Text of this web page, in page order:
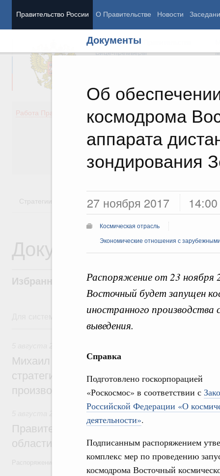
Правительство России О Правительстве Новости
Документы
Об
космодрома
аппарата
зондирования
27 ноября 2017 14:00
Космическая отрасль
Экономические отношения с
Распоряжение от 23
Восточный будет запущен
иностранного производства
выведения.
Справка
Подготовлено госкорпорацией
«Роскосмос» в соответствии с
Российской Федерации «О
деятельности».
Подписанным распоряжением
комплекс мер по проведению
космодрома Восточный
Председатель Правительства
Вице-премьеры
Работа Правительства
Демография
Здоровье
Культура
Государство
Стратегии Государственные программы
Документы
Избранные документы со справками к
Для системного поиска перейдите в раздел "Поиск по
5 августа, среда
Михаил Мишустин дал поручения по
стратегической сессии, посвящённой
производительности труда
Национальный проект «Экологическое
Правительство увеличило объём
области в рамках федерального
Распоряжение от 3 августа 2026 года №2067-р